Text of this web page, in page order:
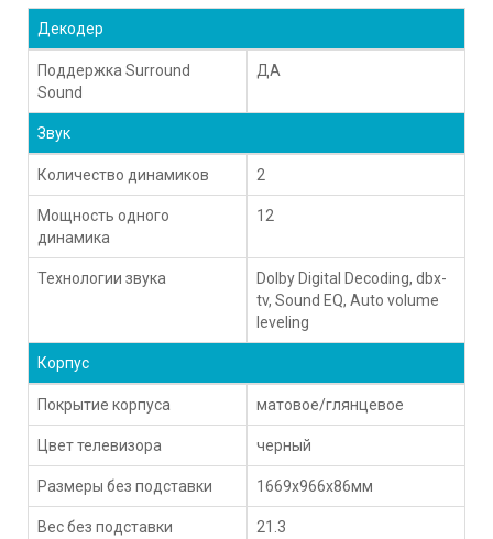
Декодер
Поддержка Surround
Sound
ДА
Звук
Количество динамиков 2
Мощность одного
динамика
12
Технологии звука
Dolby Digital Decoding, dbx-
tv, Sound EQ, Auto volume
leveling
Корпус
Покрытие корпуса матовое/глянцевое
Цвет телевизора черный
Размеры без подставки 1669x966x86мм
Вес без подставки 21.3